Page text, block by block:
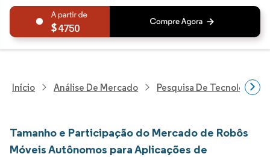
4750
Início Análise De Mercado Pesquisa De Tecnologia,
Tamanho e Participação do Mercado de Robôs
Móveis Autônomos para Aplicações de